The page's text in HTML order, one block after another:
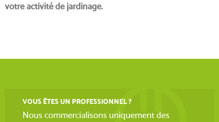
votre activité de jardinage.
VOUS ÊTES UN PROFESSIONNEL ?
Nous commercialisons uniquement des